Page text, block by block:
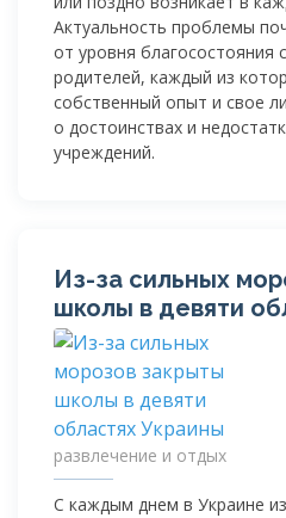
Актуальность проблемы
от уровня благосостояния
родителей, каждый из
собственный опыт и свое
о достоинствах и
учреждений.
Из-за сильных
школы в девяти
развлечение и отдых
С каждым днем в Украине